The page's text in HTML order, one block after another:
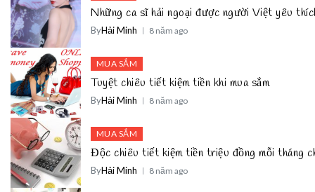
Những ca sĩ hải ngoại được người Việt yêu
ByHải Minh 8 năm ago
MUA SẮM
Tuyệt chiêu tiết kiệm tiền khi mua sắm
ByHải Minh 8 năm ago
MUA SẮM
Độc chiêu tiết kiệm tiền triệu đồng mỗi tháng
ByHải Minh 8 năm ago